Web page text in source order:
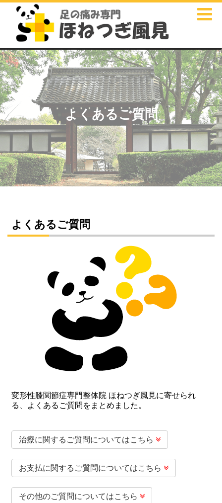
よくあるご質問
よくあるご質問
変形性膝関節症専門整体院 ほねつぎ風見に寄せられ
る、よくあるご質問をまとめました。
治療に関するご質問についてはこちら 
お支払に関するご質問についてはこちら 
その他のご質問についてはこちら 